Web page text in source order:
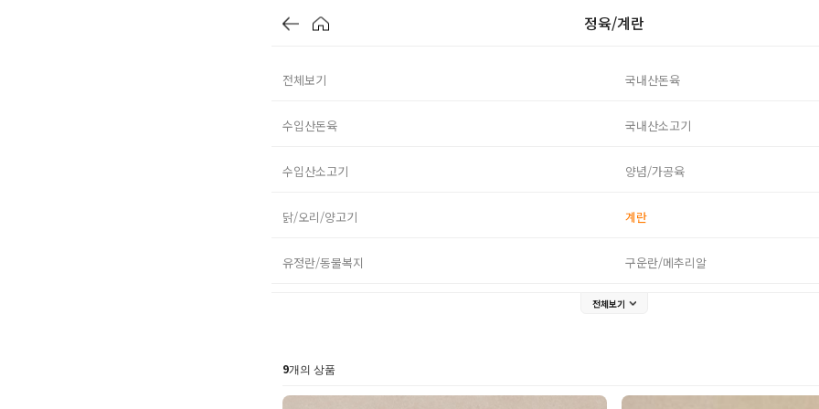
정육/계란
전체보기 국내산돈육
수입산돈육 국내산소고기
수입산소고기 양념/가공육
닭/오리/양고기 계란
유정란/동물복지 구운란/메추리알
전체보기
9개의 상품